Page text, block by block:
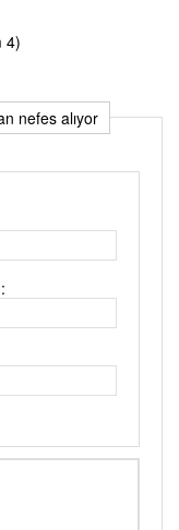
4)
nefes alıyor